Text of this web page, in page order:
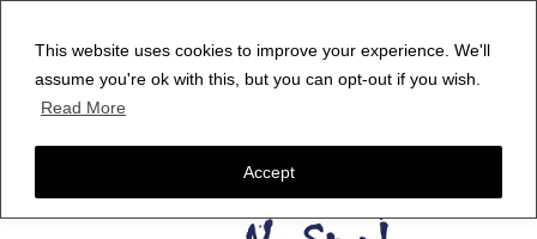
This website uses cookies to improve your experience. We'll
assume you're ok with this, but you can opt-out if you wish.
Read More
Accept